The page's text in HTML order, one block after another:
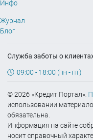
Инфо
Журнал
Блог
Служба заботы о
09:00 - 18:00 (пн - пт)
© 2026 «Кредит Портал».
использовании
обязательна.
Информация на сайте
носит справочный